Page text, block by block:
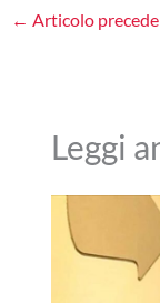
← Articolo
Leggi